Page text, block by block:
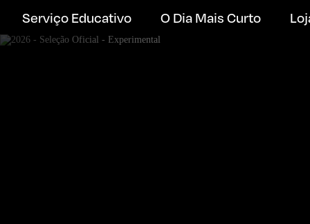
Serviço Educativo O Dia Mais Curto